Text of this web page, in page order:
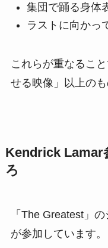
集団で踊る身体
ラストに向かっ
これらが重なるこ
せる映像」以上のも
Kendrick Lamar
ろ
「The Greatest」
が参加しています。